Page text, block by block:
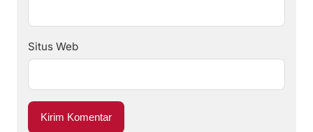
Situs Web